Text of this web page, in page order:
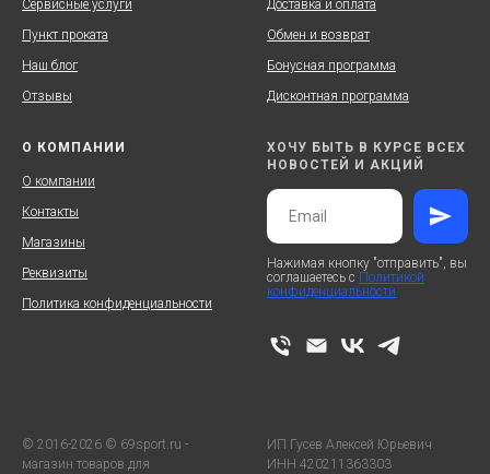
Сервисные услуги
Пункт проката
Наш блог
Отзывы
Доставка и оплата
Обмен и возврат
Бонусная программа
Дисконтная программа
О КОМПАНИИ
О компании
Контакты
Магазины
Реквизиты
Политика конфиденциальности
ХОЧУ БЫТЬ В КУРСЕ ВСЕХ
НОВОСТЕЙ И АКЦИЙ
Нажимая кнопку "отправить", вы
соглашаетесь с Политикой
конфиденциальности
© 2016-2026 © 69sport.ru -
магазин товаров для
ИП Гусев Алексей Юрьевич
ИНН 420211363303